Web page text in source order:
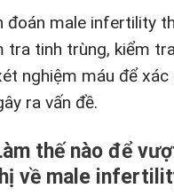
đoán male infertility
tra tinh trùng, kiểm
nghiệm máu để xác
ra vấn đề.
thế nào để
về male